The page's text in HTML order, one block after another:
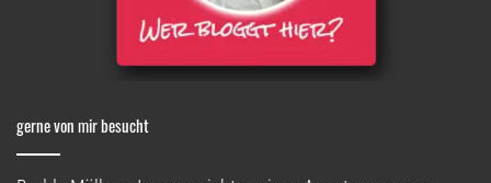
gerne von mir besucht